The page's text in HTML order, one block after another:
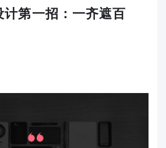
计第一招：一齐遮百